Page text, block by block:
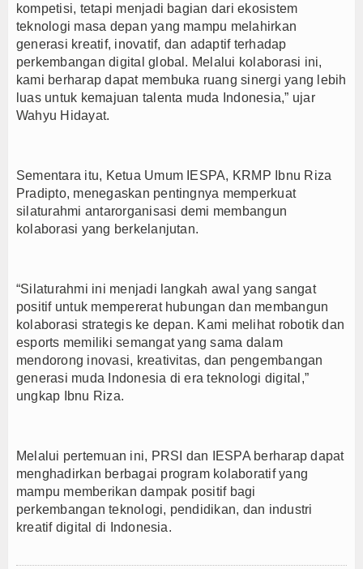
kompetisi, tetapi menjadi bagian dari ekosistem
teknologi masa depan yang mampu melahirkan
generasi kreatif, inovatif, dan adaptif terhadap
perkembangan digital global. Melalui kolaborasi ini,
kami berharap dapat membuka ruang sinergi yang lebih
luas untuk kemajuan talenta muda Indonesia,” ujar
Wahyu Hidayat.
Sementara itu, Ketua Umum IESPA, KRMP Ibnu Riza
Pradipto, menegaskan pentingnya memperkuat
silaturahmi antarorganisasi demi membangun
kolaborasi yang berkelanjutan.
“Silaturahmi ini menjadi langkah awal yang sangat
positif untuk mempererat hubungan dan membangun
kolaborasi strategis ke depan. Kami melihat robotik dan
esports memiliki semangat yang sama dalam
mendorong inovasi, kreativitas, dan pengembangan
generasi muda Indonesia di era teknologi digital,”
ungkap Ibnu Riza.
Melalui pertemuan ini, PRSI dan IESPA berharap dapat
menghadirkan berbagai program kolaboratif yang
mampu memberikan dampak positif bagi
perkembangan teknologi, pendidikan, dan industri
kreatif digital di Indonesia.